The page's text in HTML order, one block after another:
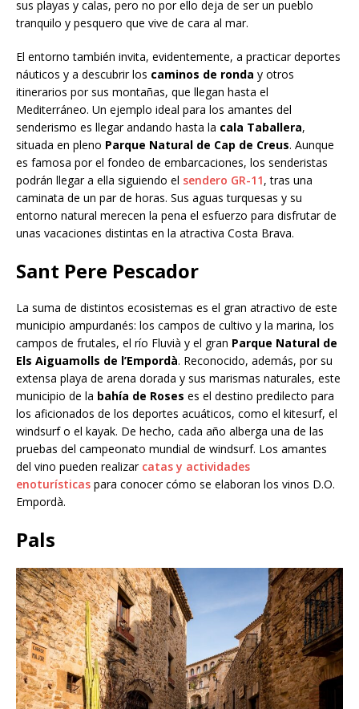
sus playas y calas, pero no por ello deja de ser un pueblo
tranquilo y pesquero que vive de cara al mar.
El entorno también invita, evidentemente, a practicar deportes
náuticos y a descubrir los caminos de ronda y otros
itinerarios por sus montañas, que llegan hasta el
Mediterráneo. Un ejemplo ideal para los amantes del
senderismo es llegar andando hasta la cala Taballera,
situada en pleno Parque Natural de Cap de Creus. Aunque
es famosa por el fondeo de embarcaciones, los senderistas
podrán llegar a ella siguiendo el sendero GR-11, tras una
caminata de un par de horas. Sus aguas turquesas y su
entorno natural merecen la pena el esfuerzo para disfrutar de
unas vacaciones distintas en la atractiva Costa Brava.
Sant Pere Pescador
La suma de distintos ecosistemas es el gran atractivo de este
municipio ampurdanés: los campos de cultivo y la marina, los
campos de frutales, el río Fluvià y el gran Parque Natural de
Els Aiguamolls de l’Empordà. Reconocido, además, por su
extensa playa de arena dorada y sus marismas naturales, este
municipio de la bahía de Roses es el destino predilecto para
los aficionados de los deportes acuáticos, como el kitesurf, el
windsurf o el kayak. De hecho, cada año alberga una de las
pruebas del campeonato mundial de windsurf. Los amantes
del vino pueden realizar catas y actividades
enoturísticas para conocer cómo se elaboran los vinos D.O.
Empordà.
Pals